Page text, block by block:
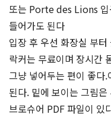
또는 Porte des Lions
들어가도 된다
입장 후 우선 화장실 부
락커는 무료이며 장시간
그냥 넣어두는 편이 좋다
된다. 밑에 보이는 그림
브로슈어 PDF 파일이 있